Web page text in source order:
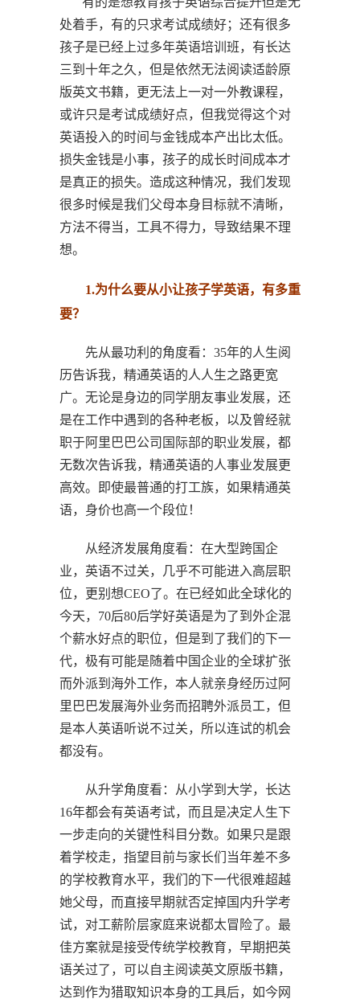
处着手，有的只求考试成绩好；还有很多
孩子是已经上过多年英语培训班，有长达
三到十年之久，但是依然无法阅读适龄原
版英文书籍，更无法上一对一外教课程，
或许只是考试成绩好点，但我觉得这个对
英语投入的时间与金钱成本产出比太低。
损失金钱是小事，孩子的成长时间成本才
是真正的损失。造成这种情况，我们发现
很多时候是我们父母本身目标就不清晰，
方法不得当，工具不得力，导致结果不理
想。
1.为什么要从小让孩子学英语，有多重
要？
先从最功利的角度看：35年的人生阅
历告诉我，精通英语的人人生之路更宽
广。无论是身边的同学朋友事业发展，还
是在工作中遇到的各种老板，以及曾经就
职于阿里巴巴公司国际部的职业发展，都
无数次告诉我，精通英语的人事业发展更
高效。即使最普通的打工族，如果精通英
语，身价也高一个段位！
从经济发展角度看：在大型跨国企
业，英语不过关，几乎不可能进入高层职
位，更别想CEO了。在已经如此全球化的
今天，70后80后学好英语是为了到外企混
个薪水好点的职位，但是到了我们的下一
代，极有可能是随着中国企业的全球扩张
而外派到海外工作，本人就亲身经历过阿
里巴巴发展海外业务而招聘外派员工，但
是本人英语听说不过关，所以连试的机会
都没有。
从升学角度看：从小学到大学，长达
16年都会有英语考试，而且是决定人生下
一步走向的关键性科目分数。如果只是跟
着学校走，指望目前与家长们当年差不多
的学校教育水平，我们的下一代很难超越
她父母，而直接早期就否定掉国内升学考
试，对工薪阶层家庭来说都太冒险了。最
佳方案就是接受传统学校教育，早期把英
语关过了，可以自主阅读英文原版书籍，
达到作为猎取知识本身的工具后，如今网